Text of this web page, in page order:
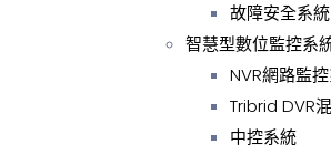
故障安全系統
智慧型數位監控系
NVR網路監
Tribrid DVR
中控系統